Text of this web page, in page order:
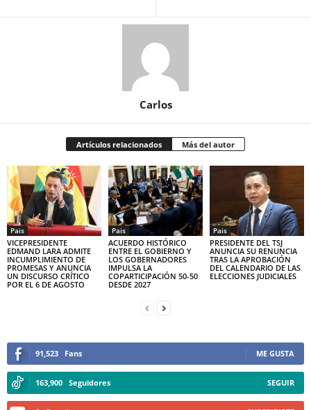
Carlos
Artículos relacionados Más del autor
Pais
VICEPRESIDENTE
EDMAND LARA ADMITE
INCUMPLIMIENTO DE
PROMESAS Y ANUNCIA
UN DISCURSO CRÍTICO
POR EL 6 DE AGOSTO
Pais
ACUERDO HISTÓRICO
ENTRE EL GOBIERNO Y
LOS GOBERNADORES
IMPULSA LA
COPARTICIPACIÓN 50-50
DESDE 2027
Pais
PRESIDENTE DEL TSJ
ANUNCIA SU RENUNCIA
TRAS LA APROBACIÓN
DEL CALENDARIO DE LAS
ELECCIONES JUDICIALES
91,523 Fans ME GUSTA
163,900 Seguidores SEGUIR